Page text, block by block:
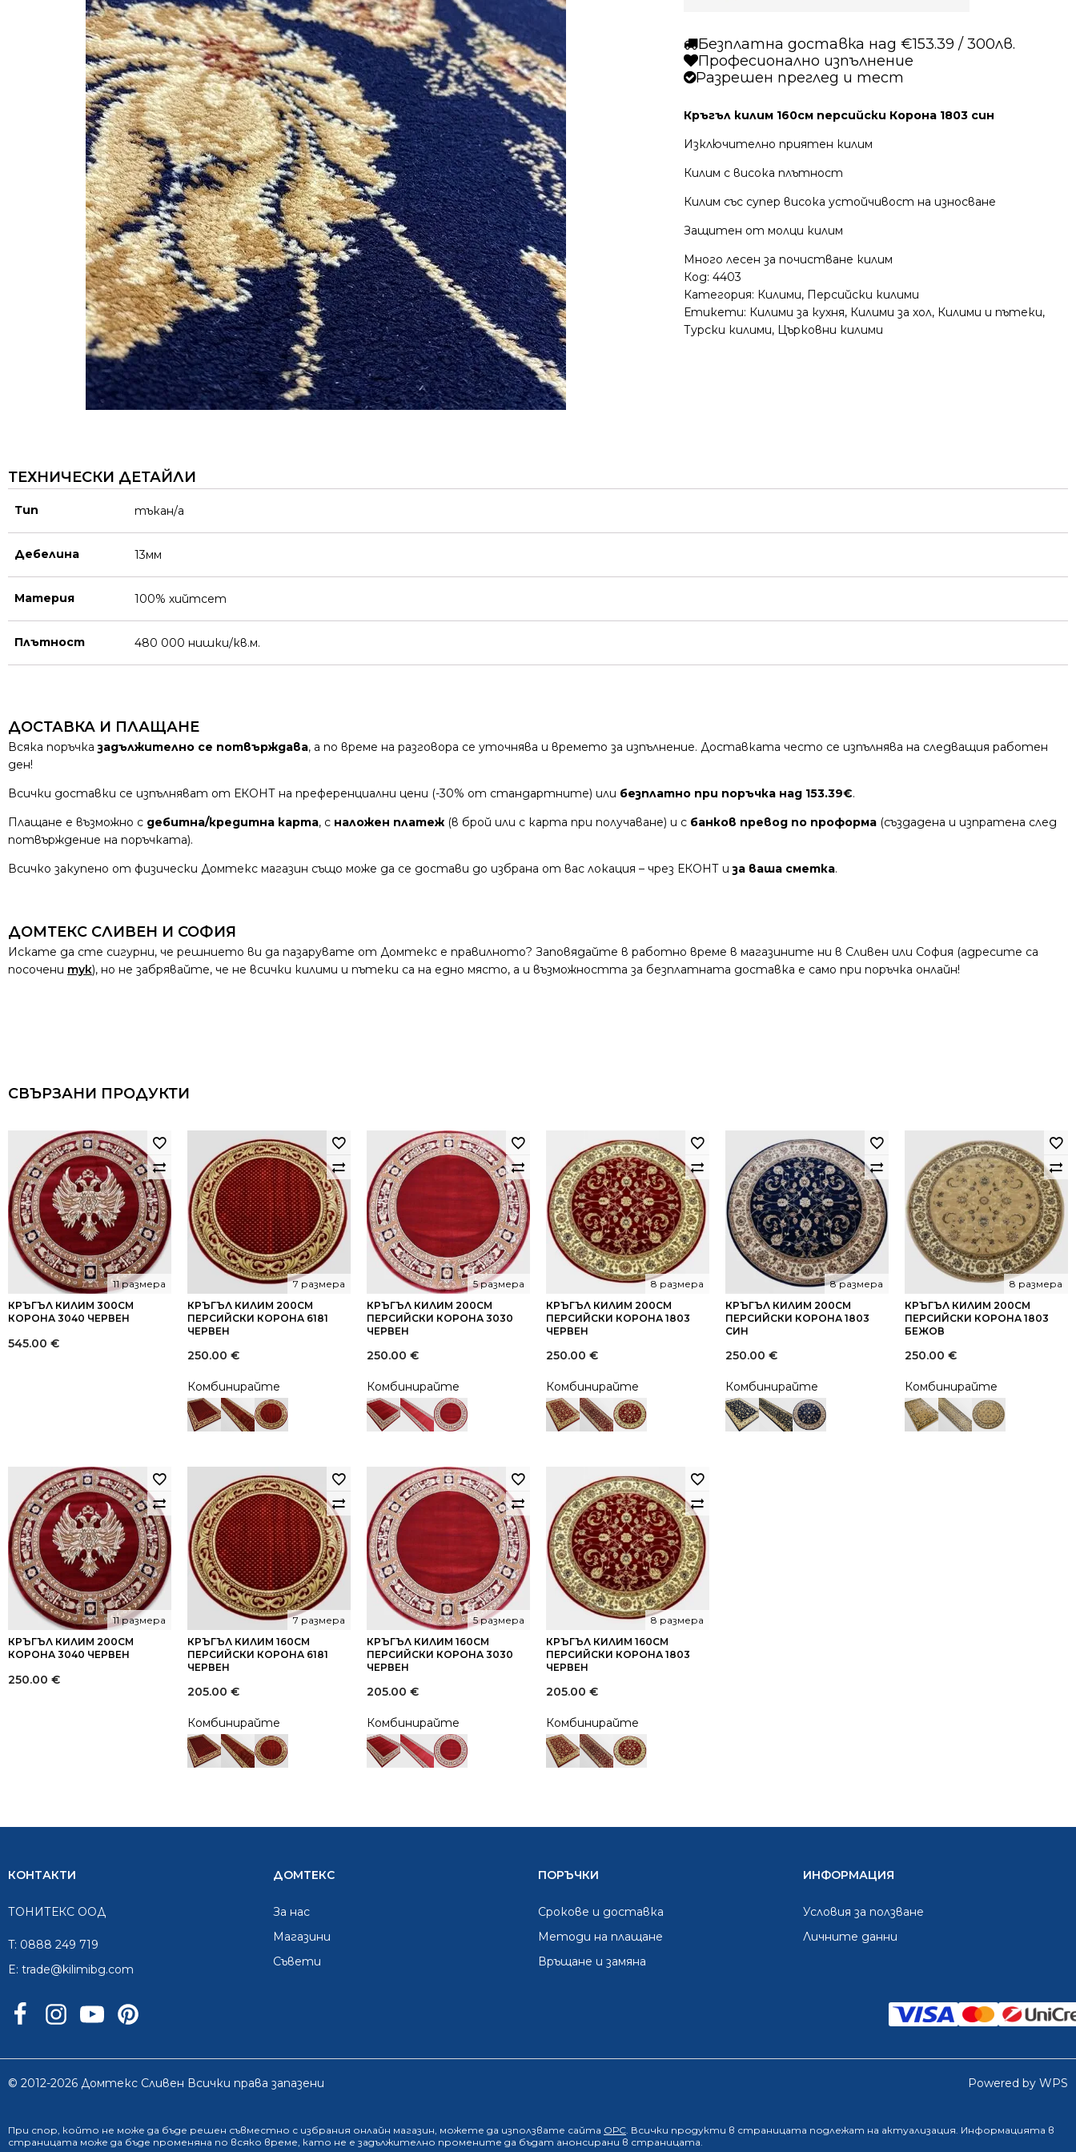
Безплатна доставка над €153.39 / 300лв.
Професионално изпълнение
Разрешен преглед и тест
Кръгъл килим 160см персийски Корона 1803 син
Изключително приятен килим
Килим с висока плътност
Килим със супер висока устойчивост на износване
Защитен от молци килим
Много лесен за почистване килим
Код:4403
Категория: Килими, Персийски килими
Етикети: Килими за кухня, Килими за хол, Килими и пътеки,
Турски килими, Църковни килими
ТЕХНИЧЕСКИ ДЕТАЙЛИ
Тип тъкан/а
Дебелина 13мм
Материя 100% хийтсет
Плътност 480 000 нишки/кв.м.
ДОСТАВКА И ПЛАЩАНЕ
Всяка поръчказадължително се потвърждава, а по време на разговора се уточнява и времето за изпълнение. Доставката често се изпълнява на следващия работен
ден!
Всички доставки се изпълняват от ЕКОНТ на преференциални цени (-30% от стандартните) или безплатно при поръчка над 153.39€.
Плащане е възможно с дебитна/кредитна карта, с наложен платеж (в брой или с карта при получаване) и с банков превод по проформа (създадена и изпратена след
потвърждение на поръчката).
Всичко закупено от физически Домтекс магазин също може да се достави до избрана от вас локация – чрез ЕКОНТ иза ваша сметка.
ДОМТЕКС СЛИВЕН И СОФИЯ
Искате да сте сигурни, че решнието ви да пазарувате от Домтекс е правилното? Заповядайте в работно време в магазините ни в Сливен или София (адресите са
посочени тук), но не забрявайте, че не всички килими и пътеки са на едно място, а и възможността за безплатната доставка е само при поръчка онлайн!
СВЪРЗАНИ ПРОДУКТИ
КРЪГЪЛ КИЛИМ 300СМ
КОРОНА 3040 ЧЕРВЕН
11 размера
545.00 €
КРЪГЪЛ КИЛИМ 200СМ
ПЕРСИЙСКИ КОРОНА 6181
ЧЕРВЕН
7 размера
250.00 €
Комбинирайте
КРЪГЪЛ КИЛИМ 200СМ
ПЕРСИЙСКИ КОРОНА 3030
ЧЕРВЕН
5 размера
250.00 €
Комбинирайте
КРЪГЪЛ КИЛИМ 200СМ
ПЕРСИЙСКИ КОРОНА 1803
ЧЕРВЕН
8 размера
250.00 €
Комбинирайте
КРЪГЪЛ КИЛИМ 200СМ
ПЕРСИЙСКИ КОРОНА 1803
СИН
8 размера
250.00 €
Комбинирайте
КРЪГЪЛ КИЛИМ 200СМ
ПЕРСИЙСКИ КОРОНА 1803
БЕЖОВ
8 размера
250.00 €
Комбинирайте
КРЪГЪЛ КИЛИМ 200СМ
КОРОНА 3040 ЧЕРВЕН
11 размера
250.00 €
КРЪГЪЛ КИЛИМ 160СМ
ПЕРСИЙСКИ КОРОНА 6181
ЧЕРВЕН
7 размера
205.00 €
Комбинирайте
КРЪГЪЛ КИЛИМ 160СМ
ПЕРСИЙСКИ КОРОНА 3030
ЧЕРВЕН
5 размера
205.00 €
Комбинирайте
КРЪГЪЛ КИЛИМ 160СМ
ПЕРСИЙСКИ КОРОНА 1803
ЧЕРВЕН
8 размера
205.00 €
Комбинирайте
КОНТАКТИ
ТОНИТЕКС ООД
T: 0888 249 719
E: trade@kilimibg.com
ДОМТЕКС
За нас
Mагазини
Съвети
ПОРЪЧКИ
Срокове и доставка
Методи на плащане
Връщане и замяна
ИНФОРМАЦИЯ
Условия за ползване
Личните данни
© 2012-2026 Домтекс Сливен Всички права запазени Powered by WPS
При спор, който не може да бъде решен съвместно с избрания онлайн магазин , можете да използвате сайта ОРС . Всички продукти в страницата подлежат на актуализация. Информацията в
страницата може да бъде променяна по всяко време, като не е задължително промените да бъдат анонсирани в страницата.